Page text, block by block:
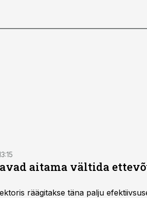
aitama vältida
räägitakse täna palju